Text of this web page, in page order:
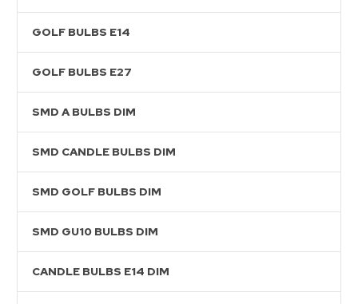
GOLF BULBS E14
GOLF BULBS E27
SMD A BULBS DIM
SMD CANDLE BULBS DIM
SMD GOLF BULBS DIM
SMD GU10 BULBS DIM
CANDLE BULBS E14 DIM